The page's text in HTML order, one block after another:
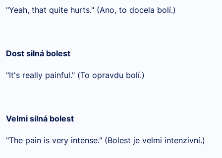
"Yeah, that quite hurts." (Ano, to docela bolí.)
Dost silná bolest
"It's really painful." (To opravdu bolí.)
Velmi silná bolest
"The pain is very intense." (Bolest je velmi intenzivní.)